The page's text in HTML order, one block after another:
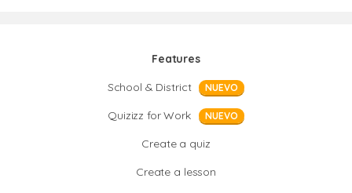
Features
School & District
NUEVO
Quizizz for Work NUEVO
Create a quiz
Create a lesson